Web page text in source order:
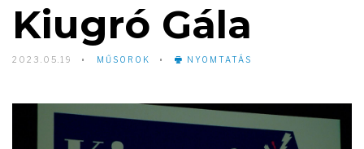
Kiugró Gála
2023.05.19 MŰSOROK NYOMTATÁS